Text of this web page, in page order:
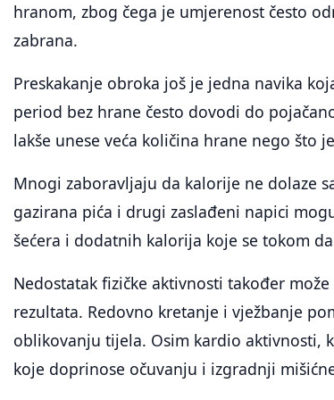
hranom, zbog čega je umjerenost često
zabrana.
Preskakanje obroka još je jedna navika
period bez hrane često dovodi do
lakše unese veća količina hrane nego što
Mnogi zaboravljaju da kalorije ne dolaze
gazirana pića i drugi zaslađeni napici
šećera i dodatnih kalorija koje se tokom
Nedostatak fizičke aktivnosti također
rezultata. Redovno kretanje i vježbanje
oblikovanju tijela. Osim kardio aktivnosti,
koje doprinose očuvanju i izgradnji